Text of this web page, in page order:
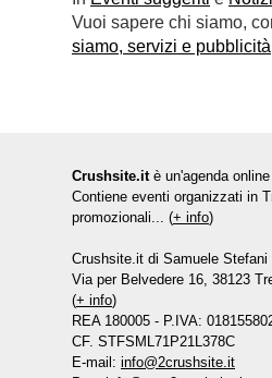
Vuoi sapere chi siamo,
siamo, servizi e pubblicità
Crushsite.it è un'agenda
Contiene eventi organizzati in
promozionali... (+ info)
Crushsite.it di Samuele Stefani
Via per Belvedere 16, 38123
(+ info)
REA 180005 - P.IVA:
CF. STFSML71P21L378C
E-mail: info@2crushsite.it